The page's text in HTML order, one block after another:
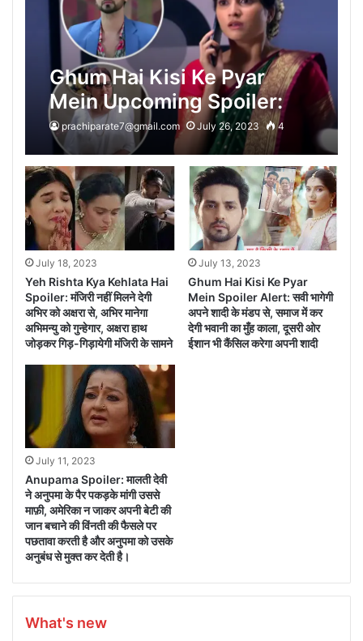
Ghum Hai Kisi Ke Pyar
Mein Upcoming Spoiler:
रीवा के धोके से टूट चूका है ईशान,
सवी को अपने करियर के लिए अपनी
खुद की शादी से भागके आने पर ईशान
ने खूब सुनाया सवी को
prachiparate7@gmail.com July 26, 2023 4
July 18, 2023
Yeh Rishta Kya Kehlata Hai
Spoiler: मंजिरी नहीं मिलने देगी
अभिर को अक्षरा से, अभिर मानेगा
अभिमन्यु को गुन्हेगार, अक्षरा हाथ
जोड़कर गिड़-गिड़ायेगी मंजिरी के सामने
July 13, 2023
Ghum Hai Kisi Ke Pyar
Mein Spoiler Alert: सवी भागेगी
अपने शादी के मंडप से, समाज में कर
देगी भवानी का मुँह काला, दूसरी ओर
ईशान भी कैंसिल करेगा अपनी शादी
July 11, 2023
Anupama Spoiler: मालती देवी
ने अनुपमा के पैर पकड़के मांगी उससे
माफ़ी, अमेरिका न जाकर अपनी बेटी की
जान बचाने की विंनती की फैसले पर
पछतावा करती है और अनुपमा को उसके
अनुबंध से मुक्त कर देती है।
What's new